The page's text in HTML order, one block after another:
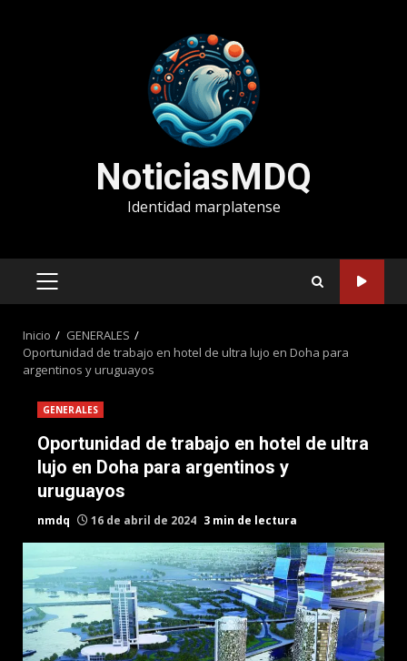
NoticiasMDQ
Identidad marplatense
MENÚ
Inicio
GENERALES
Oportunidad de trabajo en hotel de ultra lujo en Doha para
argentinos y uruguayos
GENERALES
Oportunidad de trabajo en hotel de ultra
lujo en Doha para argentinos y
uruguayos
nmdq 16 de abril de 2024 3 min de lectura